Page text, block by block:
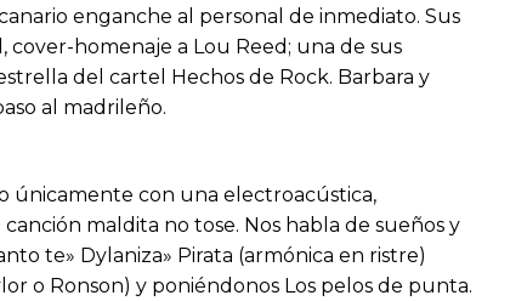
enganche al personal de inmediato. Sus
cover-homenaje a Lou Reed; una de sus
del cartel Hechos de Rock. Barbara y
al madrileño.
únicamente con una electroacústica,
maldita no tose. Nos habla de sueños y
te» Dylaniza» Pirata (armónica en ristre)
o Ronson) y poniéndonos Los pelos de punta.